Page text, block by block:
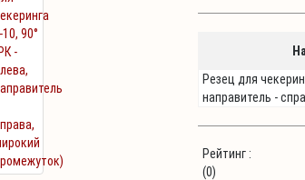
Резец для
направитель -
Рейтинг :
(0)